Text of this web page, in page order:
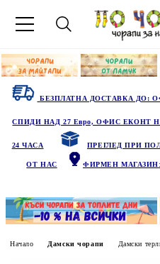
БЕЗПЛАТНА ДОСТАВКА ДО:
СПИДИ НАД 27 Евро, ОФИС ЕКОНТ
24 ЧАСА ПРЕГЛЕД ПРИ
ОТ НАС ФИРМЕН МАГАЗИН
Начало Дамски чорапи Дамски